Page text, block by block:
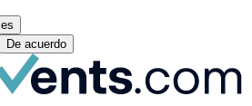
De acuerdo